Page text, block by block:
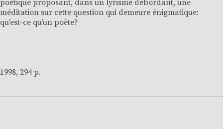
poétique proposant, dans un lyrisme débordant, une
méditation sur cette question qui demeure énigmatique:
qu’est-ce qu’un poète?
1998, 294 p.